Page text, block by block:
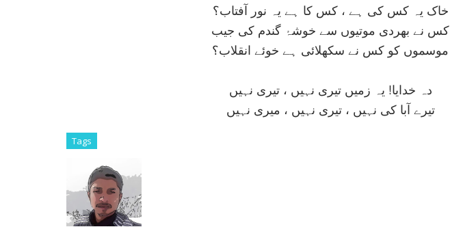
خاک يہ کس کی ہے ، کس کا ہے يہ نور آفتاب؟
کس نے بھردی موتيوں سے خوشۂ گندم کی جيب
موسموں کو کس نے سکھلائی ہے خوئے انقلاب؟
دہ خدايا! يہ زميں تيری نہيں ، تيری نہيں
تيرے آبا کی نہيں ، تيری نہيں ، ميری نہيں
Tags